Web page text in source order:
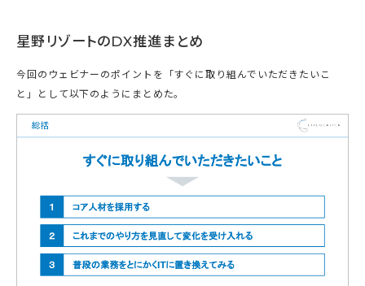
星野リゾートのDX推進まとめ
今回のウェビナーのポイントを「すぐに取り組んでいただきたいこ
と」として以下のようにまとめた。